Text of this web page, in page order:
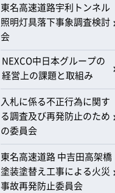
東名高速道路宇利トンネル
照明灯具落下事象調査検討
会
NEXCO中日本グループの
経営上の課題と取組み
入札に係る不正行為に関す
る調査及び再発防止のため
の委員会
東名高速道路 中吉田高架橋
塗装塗替え工事による火災
事故再発防止委員会